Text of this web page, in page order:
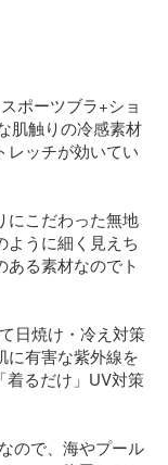
ポーツブラ+ショ
肌触りの冷感素材
レッチが効いてい
にこだわった無地
ように細く見えち
ある素材なのでト
日焼け・冷え対策
に有害な紫外線を
着るだけ」UV対策
ので、海やプール